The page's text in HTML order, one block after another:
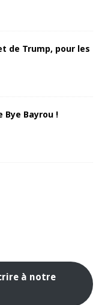
de Trump, pour les
Bye Bayrou !
à notre